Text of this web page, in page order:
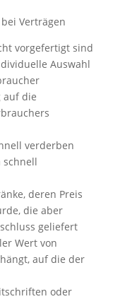
Verträgen
vorgefertigt sind
Auswahl
auf die
verderben
schnell
deren Preis
die aber
geliefert
Wert von
auf die der
oder